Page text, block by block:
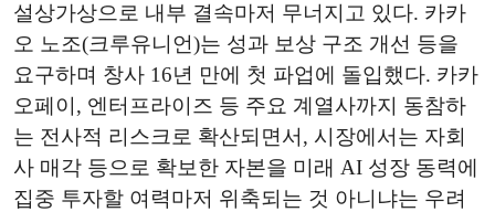
설상가상으로 내부 결속마저 무너지고 있다. 카카
오 노조(크루유니언)는 성과 보상 구조 개선 등을
요구하며 창사 16년 만에 첫 파업에 돌입했다. 카카
오페이, 엔터프라이즈 등 주요 계열사까지 동참하
는 전사적 리스크로 확산되면서, 시장에서는 자회
사 매각 등으로 확보한 자본을 미래 AI 성장 동력에
집중 투자할 여력마저 위축되는 것 아니냐는 우려